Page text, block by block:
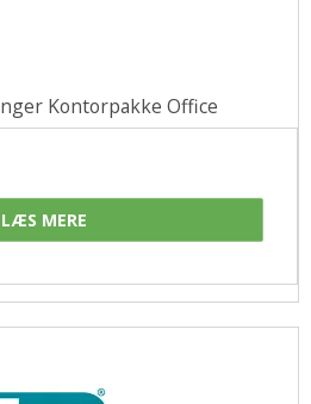
Kontorpakke Office
LÆS MERE